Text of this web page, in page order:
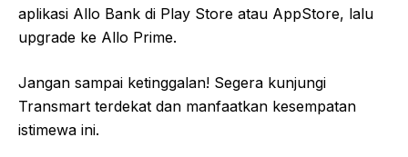
aplikasi Allo Bank di Play Store atau AppStore, lalu
upgrade ke Allo Prime.
Jangan sampai ketinggalan! Segera kunjungi
Transmart terdekat dan manfaatkan kesempatan
istimewa ini.